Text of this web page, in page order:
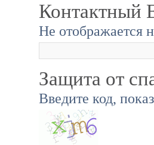
Контактный
Не отображается
Защита от
Введите код,